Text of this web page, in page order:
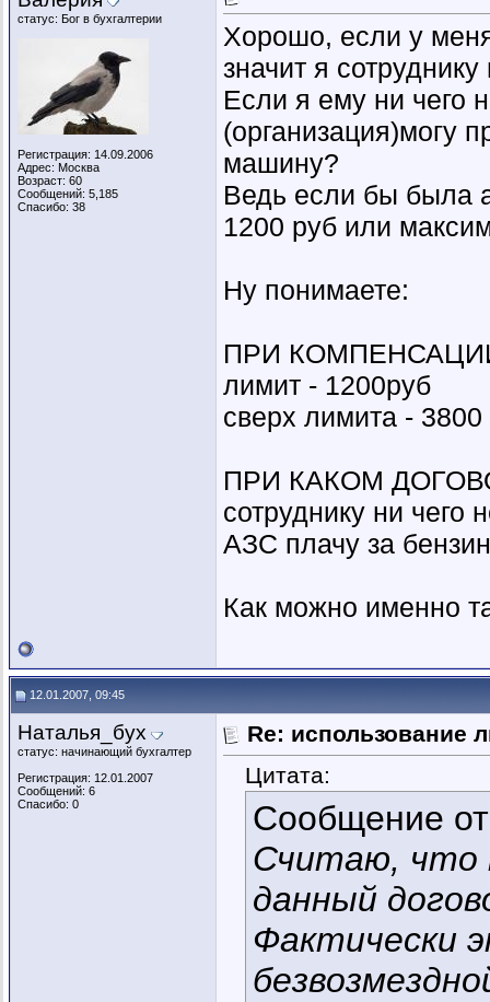
статус: Бог в бухгалтерии
Регистрация: 14.09.2006
Адрес: Москва
Возраст: 60
Сообщений: 5,185
Спасибо: 38
Хорошо, если у
значит я
Если я ему ни чего
(организация)могу
машину?
Ведь если бы была
1200 руб или
Ну понимаете:
ПРИ КОМПЕНСАЦИИ
лимит - 1200руб
сверх лимита -
ПРИ КАКОМ
сотруднику ни чего
АЗС плачу за
Как можно именно
12.01.2007, 09:45
Наталья_бух
статус: начинающий бухгалтер
Регистрация: 12.01.2007
Сообщений: 6
Спасибо: 0
Re: использование
Цитата:
Сообщение
Считаю, что
данный
Фактически